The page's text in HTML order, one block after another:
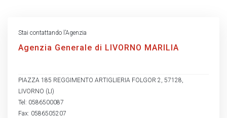
Stai contattando l’Agenzia
Agenzia Generale di LIVORNO MARILIA
PIAZZA 185 REGGIMENTO ARTIGLIERIA FOLGOR 2, 57128,
LIVORNO (LI)
Tel: 0586500087
Fax: 0586505207